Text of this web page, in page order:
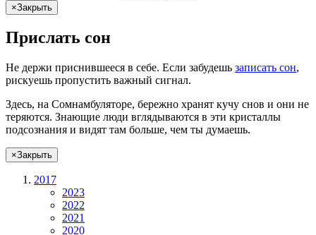
×Закрыть
Прислать сон
Не держи приснившееся в себе. Если забудешь записать сон,
рискуешь пропустить важный сигнал.
Здесь, на Сомнамбуляторе, бережно хранят кучу снов и они не
теряются. Знающие люди вглядываются в эти кристаллы
подсознания и видят там больше, чем ты думаешь.
×Закрыть
2017
2023
2022
2021
2020